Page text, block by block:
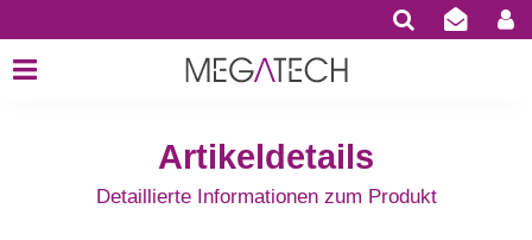
Artikeldetails
Detaillierte Informationen zum Produkt